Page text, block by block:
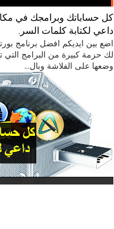
كل حساباتك وبرامجك في
داعي لكتابة كلمات السر.
اضع بين ايديكم افضل برنامج
لك حزمة كبيرة من البرامج
وضعها على الفلاشة وبال...